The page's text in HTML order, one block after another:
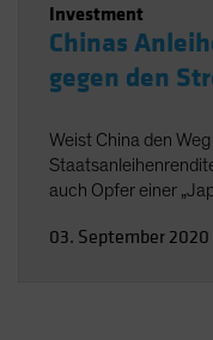
Investment
Chinas
gegen den
Weist China den
auch Opfer einer
03. September 2020